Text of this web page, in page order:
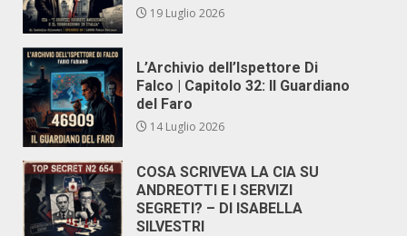
19 Luglio 2026
L’Archivio dell’Ispettore Di
Falco | Capitolo 32: Il Guardiano
del Faro
14 Luglio 2026
COSA SCRIVEVA LA CIA SU
ANDREOTTI E I SERVIZI
SEGRETI? – DI ISABELLA
SILVESTRI